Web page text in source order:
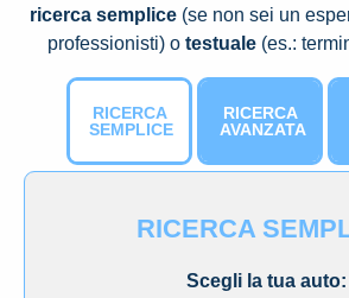
ricerca semplice (se non sei un
professionisti) o testuale (es.:
RICERCA
SEMPLICE
RICERCA
AVANZATA
RICERCA
Scegli la tua auto: